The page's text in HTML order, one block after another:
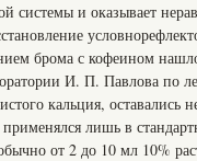
системы и оказывает
брома с кофеином
И. П. Павлова по
кальция, оставались
лишь в
от 2 до 10 мл 10%